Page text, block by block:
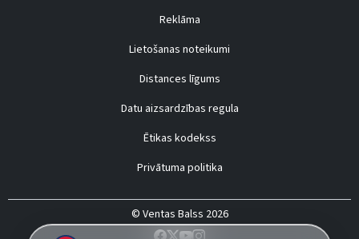
Reklāma
Lietošanas noteikumi
Distances līgums
Datu aizsardzības regula
Ētikas kodekss
Privātuma politika
© Ventas Balss 2026